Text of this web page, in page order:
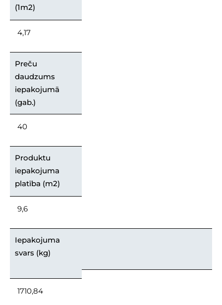
(1m2)
4,17
Preču
daudzums
iepakojumā
(gab.)
40
Produktu
iepakojuma
platība (m2)
9,6
Iepakojuma
svars (kg)
1710,84